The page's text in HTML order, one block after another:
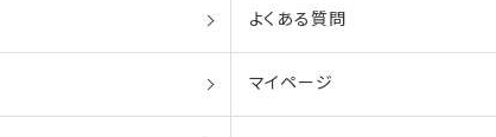
よくある質問
マイページ